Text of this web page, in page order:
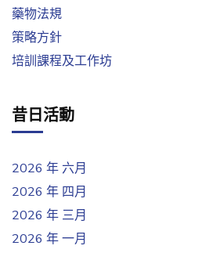
藥物法規
策略方針
培訓課程及工作坊
昔日活動
2026 年 六月
2026 年 四月
2026 年 三月
2026 年 一月